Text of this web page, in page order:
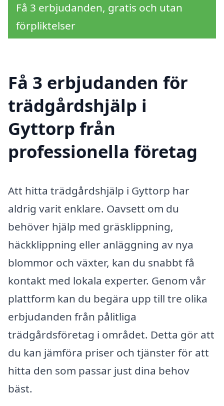
Få 3 erbjudanden, gratis och utan
förpliktelser
Få 3 erbjudanden för
trädgårdshjälp i
Gyttorp från
professionella företag
Att hitta trädgårdshjälp i Gyttorp har
aldrig varit enklare. Oavsett om du
behöver hjälp med gräsklippning,
häckklippning eller anläggning av nya
blommor och växter, kan du snabbt få
kontakt med lokala experter. Genom vår
plattform kan du begära upp till tre olika
erbjudanden från pålitliga
trädgårdsföretag i området. Detta gör att
du kan jämföra priser och tjänster för att
hitta den som passar just dina behov
bäst.